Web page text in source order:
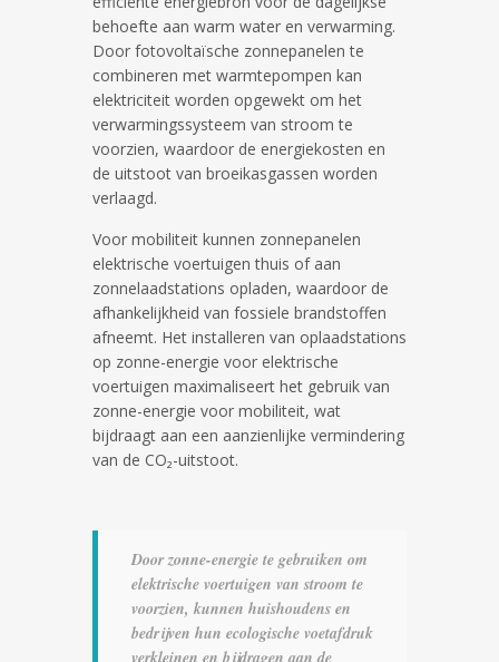
behoefte aan warm water en verwarming.
Door fotovoltaïsche zonnepanelen te
combineren met warmtepompen kan
elektriciteit worden opgewekt om het
verwarmingssysteem van stroom te
voorzien, waardoor de energiekosten en
de uitstoot van broeikasgassen worden
verlaagd.
Voor mobiliteit kunnen zonnepanelen
elektrische voertuigen thuis of aan
zonnelaadstations opladen, waardoor de
afhankelijkheid van fossiele brandstoffen
afneemt. Het installeren van oplaadstations
op zonne-energie voor elektrische
voertuigen maximaliseert het gebruik van
zonne-energie voor mobiliteit, wat
bijdraagt aan een aanzienlijke vermindering
van de CO₂-uitstoot.
Door zonne-energie te gebruiken om
elektrische voertuigen van stroom te
voorzien, kunnen huishoudens en
bedrijven hun ecologische voetafdruk